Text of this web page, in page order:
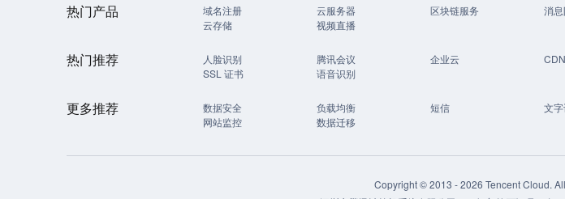
热门产品 域名注册 云服务器 区块链服务 消
云存储
视频直播
热门推荐 人脸识别 腾讯会议 企业云
SSL 证书
语音识别
更多推荐 数据安全 负载均衡 短信 文
网站监控
数据迁移
Copyright © 2013 -2026 Tencent Cloud.